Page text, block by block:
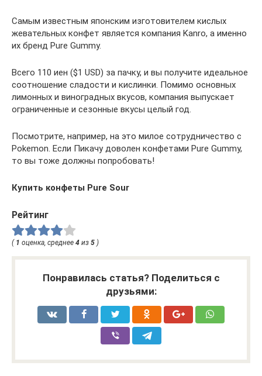
Самым известным японским изготовителем кислых
жевательных конфет является компания Kanro, а именно
их бренд Pure Gummy.
Всего 110 иен ($1 USD) за пачку, и вы получите идеальное
соотношение сладости и кислинки. Помимо основных
лимонных и виноградных вкусов, компания выпускает
ограниченные и сезонные вкусы целый год.
Посмотрите, например, на это милое сотрудничество с
Pokemon. Если Пикачу доволен конфетами Pure Gummy,
то вы тоже должны попробовать!
Купить конфеты Pure Sour
Рейтинг
( 1 оценка, среднее 4 из 5 )
Понравилась статья? Поделиться с
друзьями: